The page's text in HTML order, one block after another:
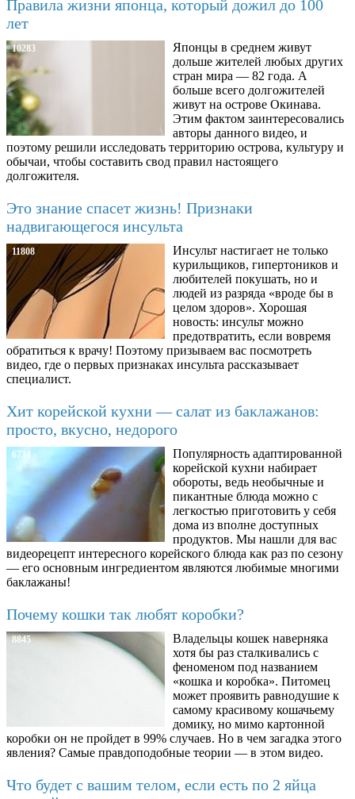
Правила жизни японца, который дожил до 100
лет
10283
Японцы в среднем живут
дольше жителей любых других
стран мира — 82 года. А
больше всего долгожителей
живут на острове Окинава.
Этим фактом заинтересовались
авторы данного видео, и
поэтому решили исследовать территорию острова, культуру и
обычаи, чтобы составить свод правил настоящего
долгожителя.
Это знание спасет жизнь! Признаки
надвигающегося инсульта
11808
Инсульт настигает не только
курильщиков, гипертоников и
любителей покушать, но и
людей из разряда «вроде бы в
целом здоров». Хорошая
новость: инсульт можно
предотвратить, если вовремя
обратиться к врачу! Поэтому призываем вас посмотреть
видео, где о первых признаках инсульта рассказывает
специалист.
Хит корейской кухни — салат из баклажанов:
просто, вкусно, недорого
6734
Популярность адаптированной
корейской кухни набирает
обороты, ведь необычные и
пикантные блюда можно с
легкостью приготовить у себя
дома из вполне доступных
продуктов. Мы нашли для вас
видеорецепт интересного корейского блюда как раз по сезону
— его основным ингредиентом являются любимые многими
баклажаны!
Почему кошки так любят коробки?
8845
Владельцы кошек наверняка
хотя бы раз сталкивались с
феноменом под названием
«кошка и коробка». Питомец
может проявить равнодушие к
самому красивому кошачьему
домику, но мимо картонной
коробки он не пройдет в 99% случаев. Но в чем загадка этого
явления? Самые правдоподобные теории — в этом видео.
Что будет с вашим телом, если есть по 2 яйца